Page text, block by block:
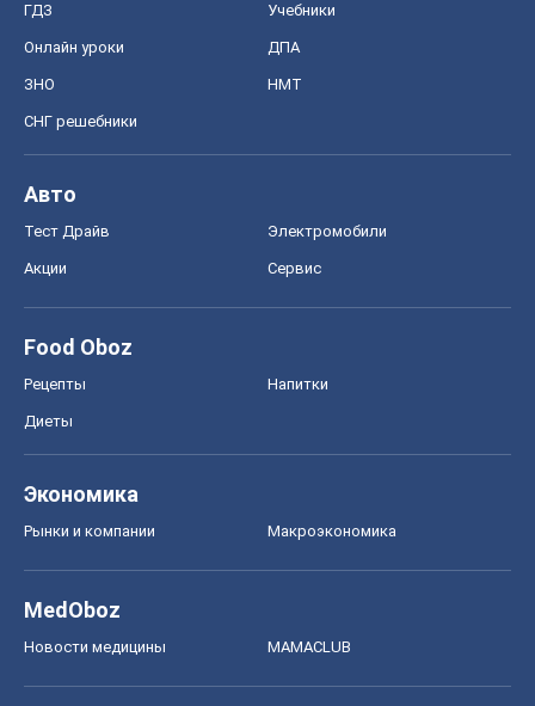
ГДЗ Учебники
Онлайн уроки ДПА
ЗНО НМТ
СНГ решебники
Авто
Тест Драйв Электромобили
Акции Сервис
Food Oboz
Рецепты Напитки
Диеты
Экономика
Рынки и компании Mакроэкономика
MedOboz
Новости медицины MAMACLUB